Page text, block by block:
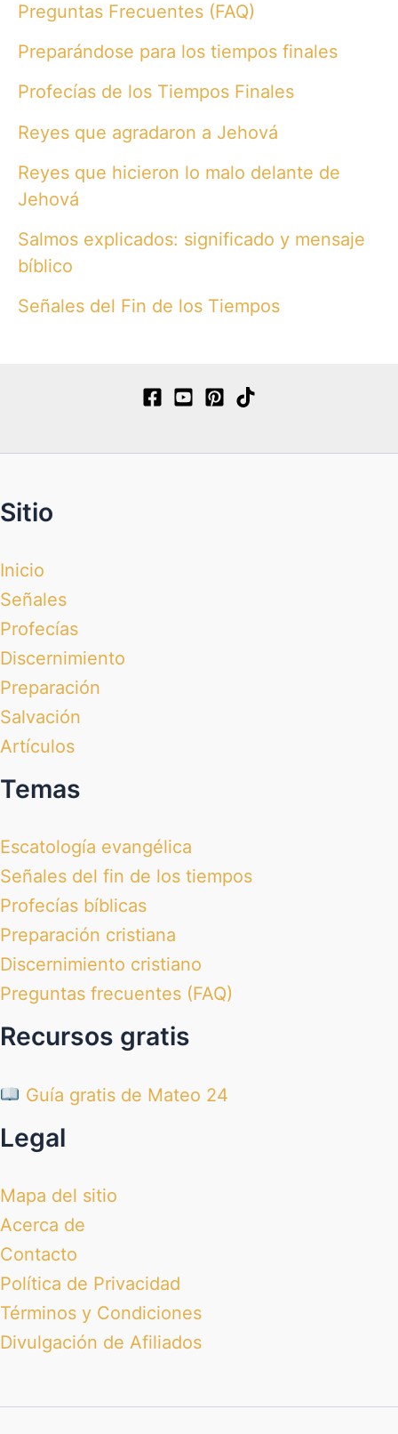
Preguntas Frecuentes (FAQ)
Preparándose para los tiempos finales
Profecías de los Tiempos Finales
Reyes que agradaron a Jehová
Reyes que hicieron lo malo delante de
Jehová
Salmos explicados: significado y mensaje
bíblico
Señales del Fin de los Tiempos
Sitio
Inicio
Señales
Profecías
Discernimiento
Preparación
Salvación
Artículos
Temas
Escatología evangélica
Señales del fin de los tiempos
Profecías bíblicas
Preparación cristiana
Discernimiento cristiano
Preguntas frecuentes (FAQ)
Recursos gratis
Guía gratis de Mateo 24
Legal
Mapa del sitio
Acerca de
Contacto
Política de Privacidad
Términos y Condiciones
Divulgación de Afiliados